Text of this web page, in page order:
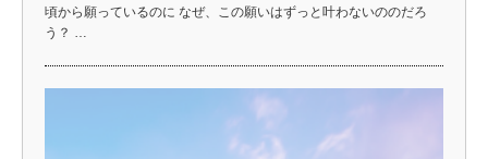
頃から願っているのに なぜ、この願いはずっと叶わないののだろ
う？ …